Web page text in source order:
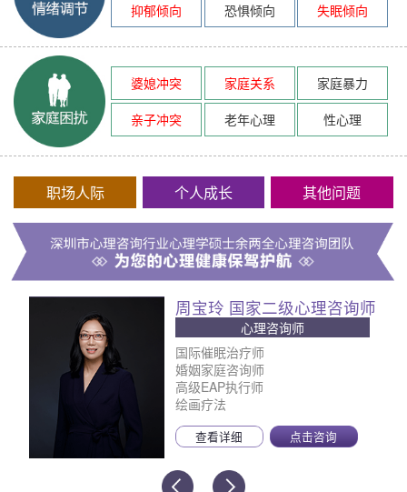
抑郁倾向
恐惧倾向 失眠倾向
婆媳冲突 家庭关系
家庭暴力
亲子冲突
老年心理 性心理
职场人际 个人成长 其他问题
周宝玲 国家二级心理咨询师
心理咨询师
国际催眠治疗师
婚姻家庭咨询师
高级EAP执行师
绘画疗法
查看详细 点击咨询